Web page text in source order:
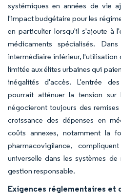
systémiques en années de vie
l'impact budgétaire pour les
en particulier lorsqu'il s'ajoute à
médicaments spécialisés.
intermédiaire inférieur,
limitée aux élites urbaines qui
inégalités d'accès. L'entrée
pourrait atténuer la tension
négocieront toujours des
croissance des dépenses en
coûts annexes, notamment la
pharmacovigilance,
universelle dans les systèmes
gestion responsable.
Exigences réglementaires et